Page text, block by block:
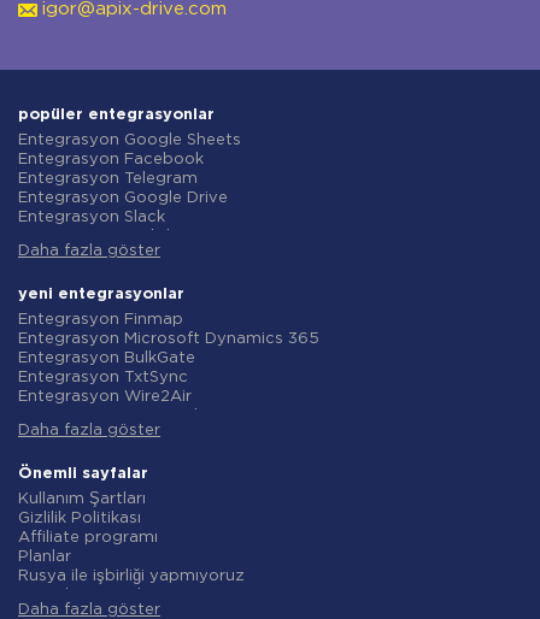
igor@apix-drive.com
popüler entegrasyonlar
Entegrasyon Google Sheets
Entegrasyon Facebook
Entegrasyon Telegram
Entegrasyon Google Drive
Entegrasyon Slack
Entegrasyon Gmail
Entegrasyon ClickUp
Entegrasyon Airtable
Entegrasyon Google Contacts
Entegrasyon OpenAI (ChatGPT)
Entegrasyon Instagram
Entegrasyon ActiveCampaign
Entegrasyon Typeform
Entegrasyon Salesforce CRM
Entegrasyon Notion
Entegrasyon AWeber
Entegrasyon Asana
Entegrasyon ZOHO CRM
Entegrasyon Webhooks
Entegrasyon GetResponse
Entegrasyon WooCommerce
Daha fazla göster
yeni entegrasyonlar
Entegrasyon Finmap
Entegrasyon Microsoft Dynamics 365
Entegrasyon BulkGate
Entegrasyon TxtSync
Entegrasyon Wire2Air
Entegrasyon Infobip
Entegrasyon AtomPark
Entegrasyon TXTImpact
Entegrasyon Campaign Monitor
Entegrasyon CM.com
Entegrasyon D7 Networks
Entegrasyon SMS.to
Entegrasyon SMSGlobal
Entegrasyon Textlocal
Daha fazla göster
Önemli sayfalar
Kullanım Şartları
Gizlilik Politikası
Affiliate programı
Planlar
Rusya ile işbirliği yapmıyoruz
iade politikasi
Daha fazla göster